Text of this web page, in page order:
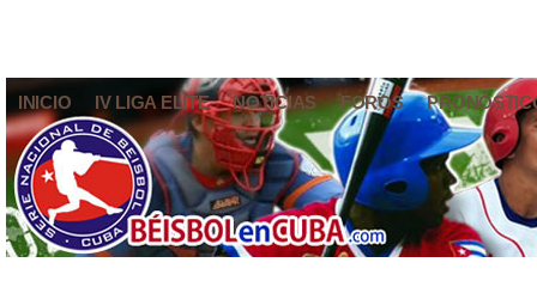
INICIO IV LIGA ELITE NOTICIAS FOROS